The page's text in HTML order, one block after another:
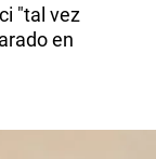
"tal vez
en